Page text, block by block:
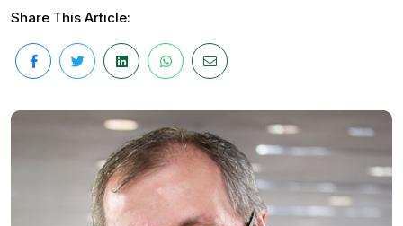
Share This Article: